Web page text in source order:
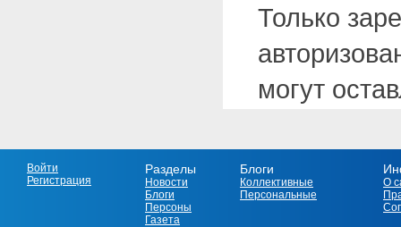
Только
могут
Войти
Регистрация
Разделы
Новости
Блоги
Персоны
Газета
Блоги
Коллективные
Персональные
О